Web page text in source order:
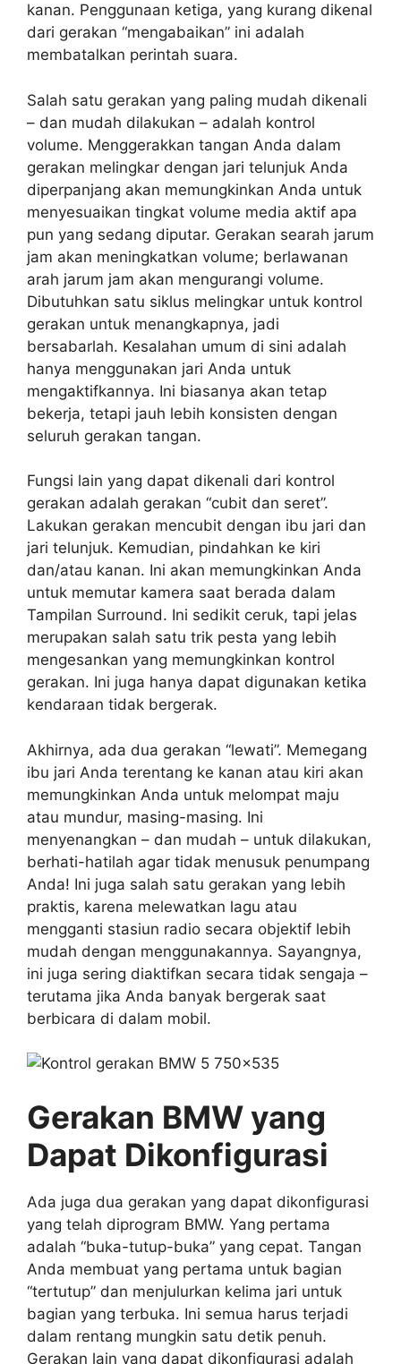
kanan. Penggunaan ketiga, yang kurang dikenal
dari gerakan “mengabaikan” ini adalah
membatalkan perintah suara.
Salah satu gerakan yang paling mudah dikenali
– dan mudah dilakukan – adalah kontrol
volume. Menggerakkan tangan Anda dalam
gerakan melingkar dengan jari telunjuk Anda
diperpanjang akan memungkinkan Anda untuk
menyesuaikan tingkat volume media aktif apa
pun yang sedang diputar. Gerakan searah jarum
jam akan meningkatkan volume; berlawanan
arah jarum jam akan mengurangi volume.
Dibutuhkan satu siklus melingkar untuk kontrol
gerakan untuk menangkapnya, jadi
bersabarlah. Kesalahan umum di sini adalah
hanya menggunakan jari Anda untuk
mengaktifkannya. Ini biasanya akan tetap
bekerja, tetapi jauh lebih konsisten dengan
seluruh gerakan tangan.
Fungsi lain yang dapat dikenali dari kontrol
gerakan adalah gerakan “cubit dan seret”.
Lakukan gerakan mencubit dengan ibu jari dan
jari telunjuk. Kemudian, pindahkan ke kiri
dan/atau kanan. Ini akan memungkinkan Anda
untuk memutar kamera saat berada dalam
Tampilan Surround. Ini sedikit ceruk, tapi jelas
merupakan salah satu trik pesta yang lebih
mengesankan yang memungkinkan kontrol
gerakan. Ini juga hanya dapat digunakan ketika
kendaraan tidak bergerak.
Akhirnya, ada dua gerakan “lewati”. Memegang
ibu jari Anda terentang ke kanan atau kiri akan
memungkinkan Anda untuk melompat maju
atau mundur, masing-masing. Ini
menyenangkan – dan mudah – untuk dilakukan,
berhati-hatilah agar tidak menusuk penumpang
Anda! Ini juga salah satu gerakan yang lebih
praktis, karena melewatkan lagu atau
mengganti stasiun radio secara objektif lebih
mudah dengan menggunakannya. Sayangnya,
ini juga sering diaktifkan secara tidak sengaja –
terutama jika Anda banyak bergerak saat
berbicara di dalam mobil.
Gerakan BMW yang
Dapat Dikonfigurasi
Ada juga dua gerakan yang dapat dikonfigurasi
yang telah diprogram BMW. Yang pertama
adalah “buka-tutup-buka” yang cepat. Tangan
Anda membuat yang pertama untuk bagian
“tertutup” dan menjulurkan kelima jari untuk
bagian yang terbuka. Ini semua harus terjadi
dalam rentang mungkin satu detik penuh.
Gerakan lain yang dapat dikonfigurasi adalah